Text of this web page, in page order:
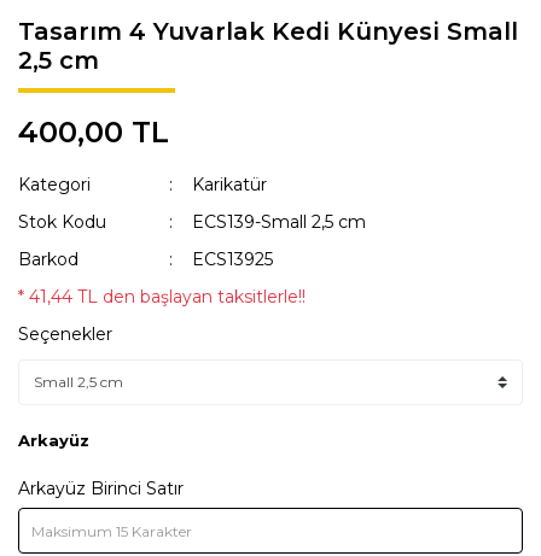
Tasarım 4 Yuvarlak Kedi Künyesi Small
2,5 cm
400,00 TL
Kategori
Karikatür
Stok Kodu
ECS139-Small 2,5 cm
Barkod
ECS13925
* 41,44 TL den başlayan taksitlerle!!
Seçenekler
Arkayüz
Arkayüz Birinci Satır